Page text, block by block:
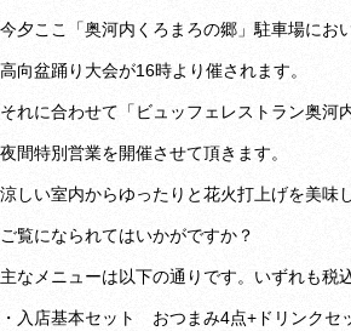
今夕ここ「奥河内くろまろの郷」駐車場にお
高向盆踊り大会が16時より催されます。
それに合わせて「ビュッフェレストラン奥河
夜間特別営業を開催させて頂きます。
涼しい室内からゆったりと花火打上げを美味
ご覧になられてはいかがですか？
主なメニューは以下の通りです。いずれも税
・入店基本セット おつまみ4点+ドリンクセ